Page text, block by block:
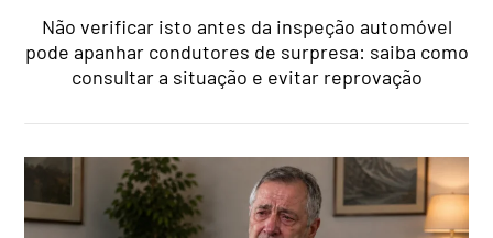
Não verificar isto antes da inspeção automóvel
pode apanhar condutores de surpresa: saiba como
consultar a situação e evitar reprovação